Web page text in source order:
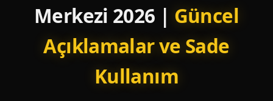
Merkezi 2026 | Güncel
Açıklamalar ve Sade
Kullanım